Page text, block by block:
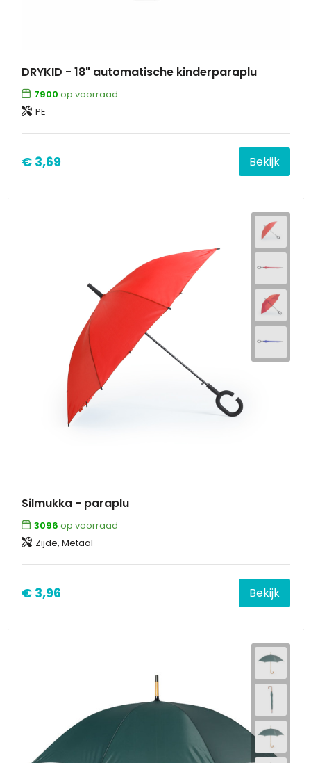
DRYKID - 18" automatische kinderparaplu
7900 op voorraad
PE
€ 3,69 Bekijk
Silmukka - paraplu
3096 op voorraad
Zijde, Metaal
€ 3,96 Bekijk